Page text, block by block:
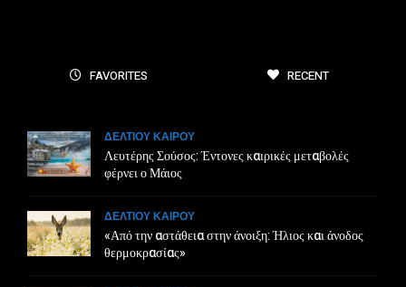
FAVORITES RECENT
ΔΕΛΤΙΟΥ ΚΑΙΡΟΥ
Λευτέρης Σούσος: Έντονες καιρικές μεταβολές
φέρνει ο Μάιος
ΔΕΛΤΙΟΥ ΚΑΙΡΟΥ
«Από την αστάθεια στην άνοιξη: Ήλιος και άνοδος
θερμοκρασίας»